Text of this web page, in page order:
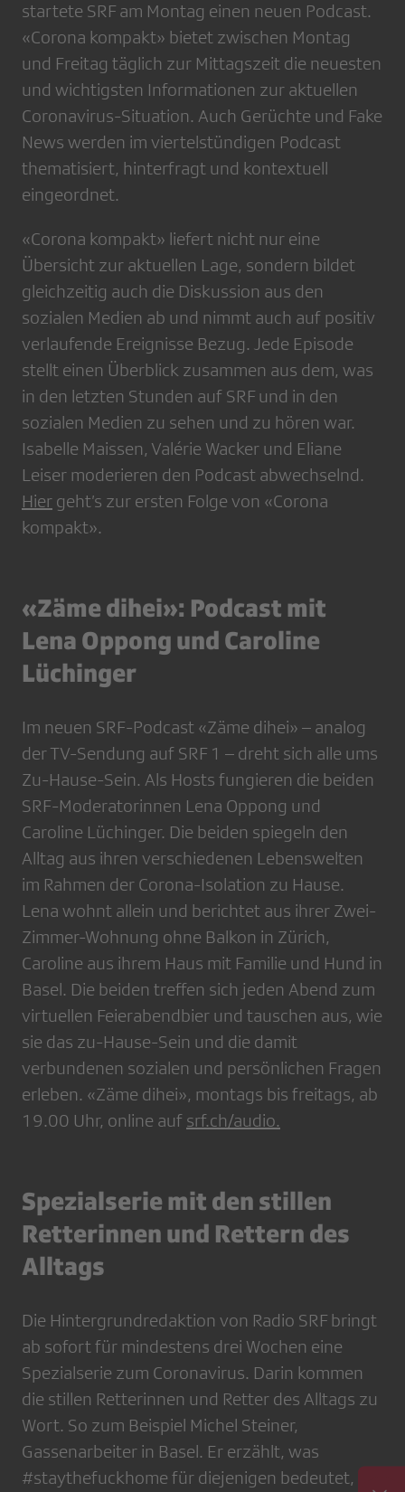
startete SRF am Montag einen neuen Podcast.
«Corona kompakt» bietet zwischen Montag
und Freitag täglich zur Mittagszeit die neuesten
und wichtigsten Informationen zur aktuellen
Coronavirus-Situation. Auch Gerüchte und Fake
News werden im viertelstündigen Podcast
thematisiert, hinterfragt und kontextuell
eingeordnet.
«Corona kompakt» liefert nicht nur eine
Übersicht zur aktuellen Lage, sondern bildet
gleichzeitig auch die Diskussion aus den
sozialen Medien ab und nimmt auch auf positiv
verlaufende Ereignisse Bezug. Jede Episode
stellt einen Überblick zusammen aus dem, was
in den letzten Stunden auf SRF und in den
sozialen Medien zu sehen und zu hören war.
Isabelle Maissen, Valérie Wacker und Eliane
Leiser moderieren den Podcast abwechselnd.
Hier geht’s zur ersten Folge von «Corona
kompakt».
«Zäme dihei»: Podcast mit
Lena Oppong und Caroline
Lüchinger
Im neuen SRF-Podcast «Zäme dihei» – analog
der TV-Sendung auf SRF 1 – dreht sich alle ums
Zu-Hause-Sein. Als Hosts fungieren die beiden
SRF-Moderatorinnen Lena Oppong und
Caroline Lüchinger. Die beiden spiegeln den
Alltag aus ihren verschiedenen Lebenswelten
im Rahmen der Corona-Isolation zu Hause.
Lena wohnt allein und berichtet aus ihrer Zwei-
Zimmer-Wohnung ohne Balkon in Zürich,
Caroline aus ihrem Haus mit Familie und Hund in
Basel. Die beiden treffen sich jeden Abend zum
virtuellen Feierabendbier und tauschen aus, wie
sie das zu-Hause-Sein und die damit
verbundenen sozialen und persönlichen Fragen
erleben. «Zäme dihei», montags bis freitags, ab
19.00 Uhr, online auf srf.ch/audio.
Spezialserie mit den stillen
Retterinnen und Rettern des
Alltags
Die Hintergrundredaktion von Radio SRF bringt
ab sofort für mindestens drei Wochen eine
Spezialserie zum Coronavirus. Darin kommen
die stillen Retterinnen und Retter des Alltags zu
Wort. So zum Beispiel Michel Steiner,
Gassenarbeiter in Basel. Er erzählt, was
#staythefuckhome für diejenigen bedeutet, die